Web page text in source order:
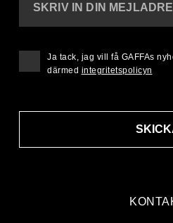
SKRIV IN DIN
Ja tack, jag vill få GAFFAs
därmed integritetspolicyn